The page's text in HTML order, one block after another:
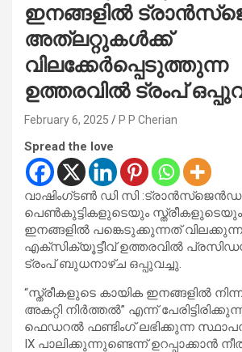
ഇനങ്ങളിൽ
അത്‌ലറ്റുകൾക്ക്
വിലക്കേർപ്പെടുത്തുന്ന
ഉത്തരവിൽ ട്രംപ്
February 6, 2025 P P Cherian
Spread the love
വാഷിംഗ്‌ടൺ ഡി സി
പെൺകുട്ടികളുടെയും
ഇനങ്ങളിൽ പങ്കെടുക്കുന്നത്
എക്സിക്യൂട്ടീവ് ഉത്തരവിൽ
ട്രംപ് ബുധനാഴ്ച ഒപ്പുവച്ചു.
“സ്ത്രീകളുടെ കായിക ഇനങ്ങളിൽ
അകറ്റി നിർത്തൽ” എന്ന്
ഫെഡറൽ ഫണ്ടിംഗ് ലഭിക്കുന്ന
IX പാലിക്കുന്നുണ്ടെന്ന് ഉറപ്പാക്കാൻ